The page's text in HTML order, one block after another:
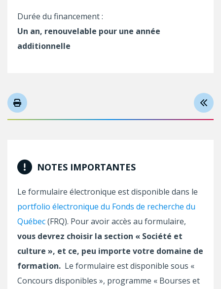
Durée du financement :
Un an, renouvelable pour une année
additionnelle
NOTES IMPORTANTES
Le formulaire électronique est disponible dans le
portfolio électronique du Fonds de recherche du
Québec(FRQ). Pour avoir accès au formulaire,
vous devrez choisir la section « Société et
culture », et ce, peu importe votre domaine de
formation. Le formulaire est disponible sous «
Concours disponibles », programme « Bourses et